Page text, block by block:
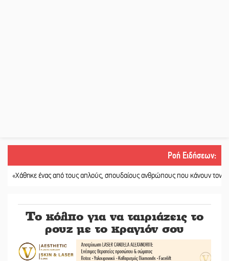
Ροή Ειδήσεων:
ένας από τους απλούς, σπουδαίους ανθρώπους που κάνουν τον κόσμο
Το κόλπο για να ταιριάζεις το
ρουζ με το κραγιόν σου